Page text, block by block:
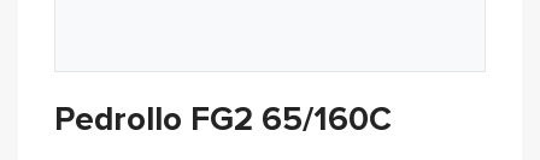
Pedrollo FG2 65/160C